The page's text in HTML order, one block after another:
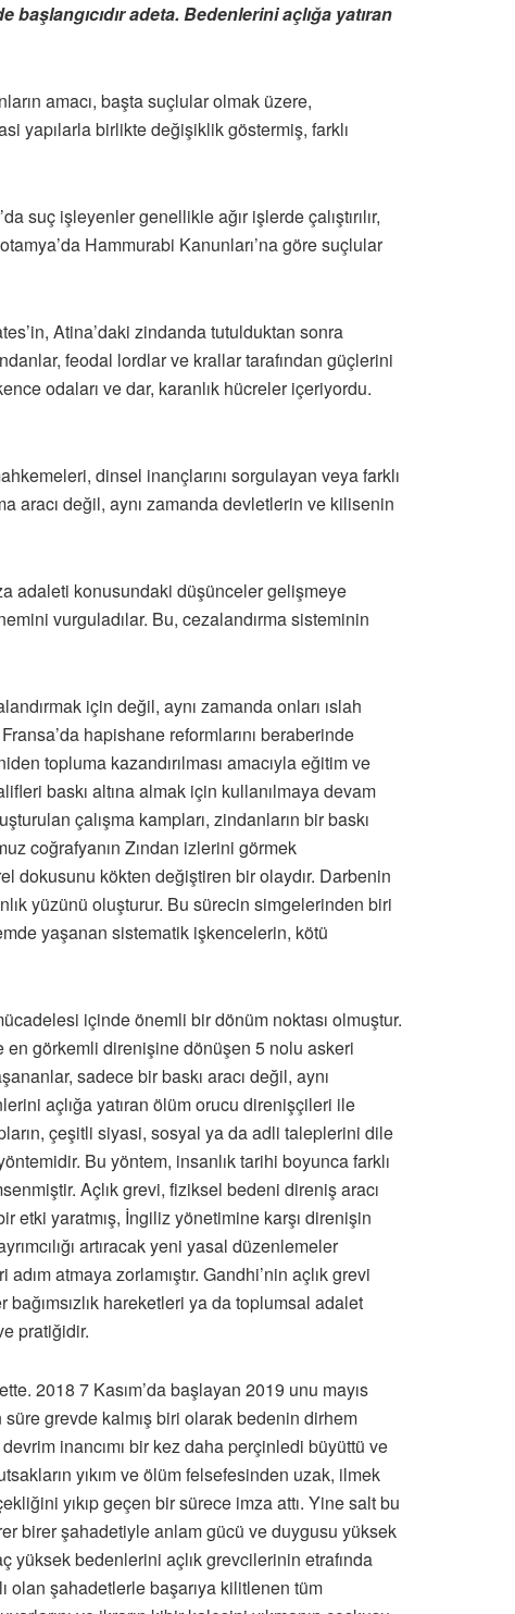
adeta. Bedenlerini açlığa yatıran
amacı, başta suçlular olmak üzere,
yapılarla birlikte değişiklik göstermiş, farklı
suç işleyenler genellikle ağır işlerde çalıştırılır,
Hammurabi Kanunları’na göre suçlular
Atina’daki zindanda tutulduktan sonra
feodal lordlar ve krallar tarafından güçlerini
odaları ve dar, karanlık hücreler içeriyordu.
dinsel inançlarını sorgulayan veya farklı
aracı değil, aynı zamanda devletlerin ve kilisenin
adaleti konusundaki düşünceler gelişmeye
vurguladılar. Bu, cezalandırma sisteminin
için değil, aynı zamanda onları ıslah
hapishane reformlarını beraberinde
topluma kazandırılması amacıyla eğitim ve
baskı altına almak için kullanılmaya devam
çalışma kampları, zindanların bir baskı
coğrafyanın Zından izlerini görmek
dokusunu kökten değiştiren bir olaydır. Darbenin
yüzünü oluşturur. Bu sürecin simgelerinden biri
yaşanan sistematik işkencelerin, kötü
içinde önemli bir dönüm noktası olmuştur.
en görkemli direnişine dönüşen 5 nolu askeri
sadece bir baskı aracı değil, aynı
açlığa yatıran ölüm orucu direnişçileri ile
çeşitli siyasi, sosyal ya da adli taleplerini dile
Bu yöntem, insanlık tarihi boyunca farklı
Açlık grevi, fiziksel bedeni direniş aracı
etki yaratmış, İngiliz yönetimine karşı direnişin
artıracak yeni yasal düzenlemeler
atmaya zorlamıştır. Gandhi’nin açlık grevi
hareketleri ya da toplumsal adalet
pratiğidir.
2018 7 Kasım’da başlayan 2019 unu mayıs
grevde kalmış biri olarak bedenin dirhem
inancımı bir kez daha perçinledi büyüttü ve
yıkım ve ölüm felsefesinden uzak, ilmek
yıkıp geçen bir sürece imza attı. Yine salt bu
birer şahadetiyle anlam gücü ve duygusu yüksek
yüksek bedenlerini açlık grevcilerinin etrafında
olan şahadetlerle başarıya kilitlenen tüm